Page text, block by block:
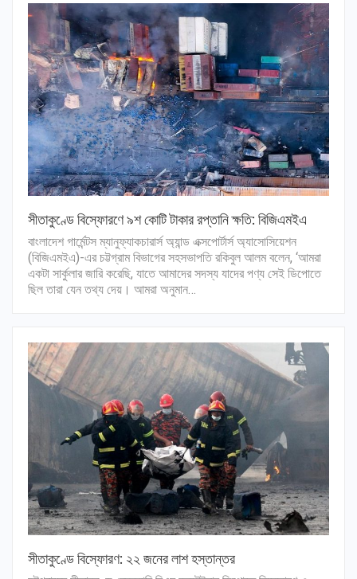
সীতাকুণ্ডে বিস্ফোরণে ৯শ কোটি টাকার রপ্তানি ক্ষতি: বিজিএমইএ
বাংলাদেশ গার্মেন্টস ম্যানুফ্যাকচারার্স অ্যান্ড এক্সপোর্টার্স অ্যাসোসিয়েশন
(বিজিএমইএ)-এর চট্টগ্রাম বিভাগের সহসভাপতি রকিবুল আলম বলেন, ‘আমরা
একটা সার্কুলার জারি করেছি, যাতে আমাদের সদস্য যাদের পণ্য সেই ডিপোতে
ছিল তারা যেন তথ্য দেয়। আমরা অনুমান…
সীতাকুণ্ডে বিস্ফোরণ: ২২ জনের লাশ হস্তান্তর